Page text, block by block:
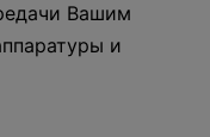
Вашим
и